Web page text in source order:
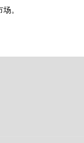
。